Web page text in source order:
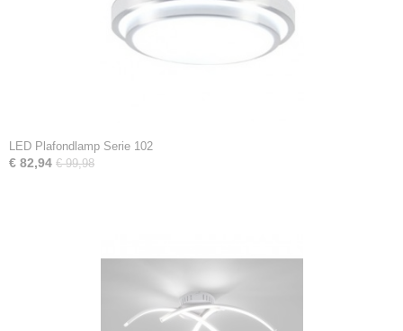
LED Plafondlamp Serie 102
€ 82,94 € 99,98